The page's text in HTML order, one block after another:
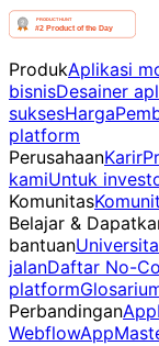
ProdukAplikasi
bisnisDesainer
suksesHarga
platform
PerusahaanKarir
kamiUntuk
Komunitas
Belajar &
bantuan
jalanDaftar No-
platform
Perbandingan
Webflow